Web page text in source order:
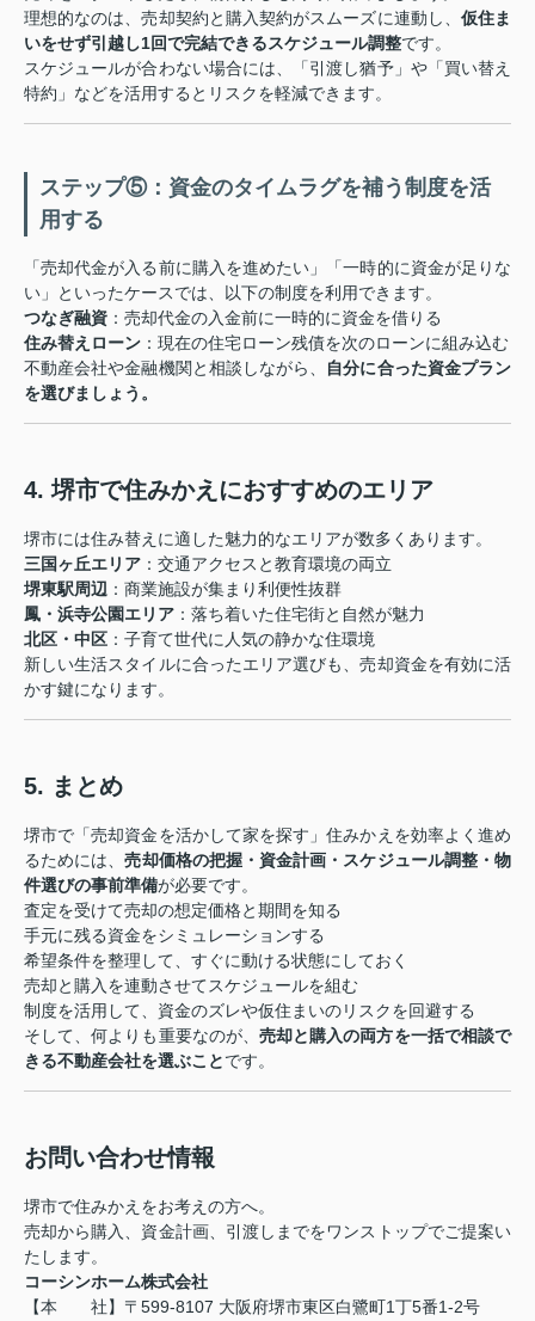
理想的なのは、売却契約と購入契約がスムーズに連動し、 仮住ま
いをせず引越し1回で完結できるスケジュール調整です。
スケジュールが合わない場合には、「引渡し猶予」や「買い替え
特約」などを活用するとリスクを軽減できます。
ステップ⑤：資金のタイムラグを補う制度を活
用する
「売却代金が入る前に購入を進めたい」「一時的に資金が足りな
い」といったケースでは、以下の制度を利用できます。
つなぎ融資 ：売却代金の入金前に一時的に資金を借りる
住み替えローン ：現在の住宅ローン残債を次のローンに組み込む
不動産会社や金融機関と相談しながら、
自分に合った資金プラン
を選びましょう。
4. 堺市で住みかえにおすすめのエリア
堺市には住み替えに適した魅力的なエリアが数多くあります。
三国ヶ丘エリア ：交通アクセスと教育環境の両立
堺東駅周辺 ：商業施設が集まり利便性抜群
鳳・浜寺公園エリア ：落ち着いた住宅街と自然が魅力
北区・中区 ：子育て世代に人気の静かな住環境
新しい生活スタイルに合ったエリア選びも、売却資金を有効に活
かす鍵になります。
5. まとめ
堺市で「売却資金を活かして家を探す」住みかえを効率よく進め
るためには、売却価格の把握・資金計画・スケジュール調整・物
件選びの事前準備が必要です。
査定を受けて売却の想定価格と期間を知る
手元に残る資金をシミュレーションする
希望条件を整理して、すぐに動ける状態にしておく
売却と購入を連動させてスケジュールを組む
制度を活用して、資金のズレや仮住まいのリスクを回避する
そして、何よりも重要なのが、 売却と購入の両方を一括で相談で
きる不動産会社を選ぶことです。
お問い合わせ情報
堺市で住みかえをお考えの方へ。
売却から購入、資金計画、引渡しまでをワンストップでご提案い
たします。
コーシンホーム株式会社
【本 社】〒599-8107 大阪府堺市東区白鷺町1丁5番1-2号